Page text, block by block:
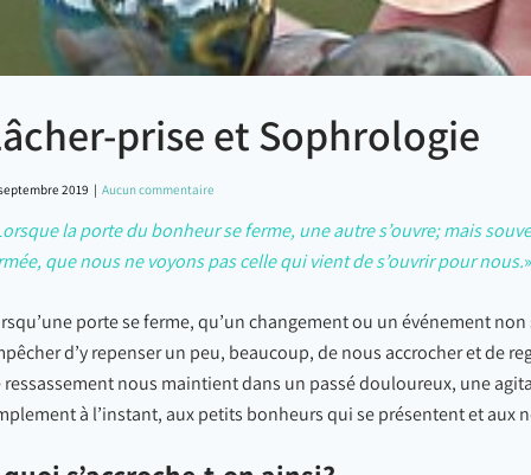
prise et Sophrologie
2019 | Aucun commentaire
la porte du bonheur se ferme, une autre s’ouvre; mais
que nous ne voyons pas celle qui vient de s’ouvrir pour nous.»
porte se ferme, qu’un changement ou un événement
d’y repenser un peu, beaucoup, de nous accrocher et de
ressassement nous maintient dans un passé douloureux, une
à l’instant, aux petits bonheurs qui se présentent et aux